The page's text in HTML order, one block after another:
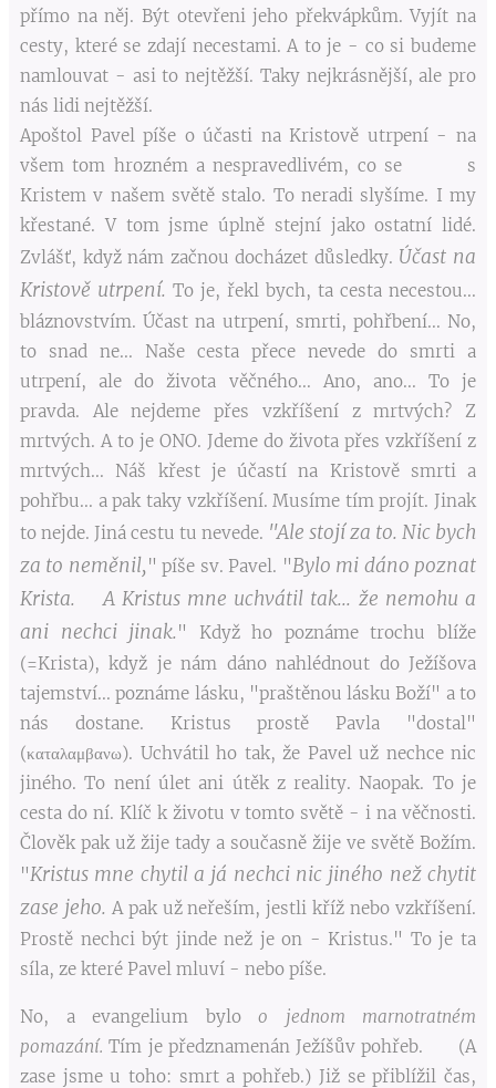
přímo na něj. Být otevřeni jeho překvápkům. Vyjít na
cesty, které se zdají necestami. A to je - co si budeme
namlouvat - asi to nejtěžší. Taky nejkrásnější, ale pro
nás lidi nejtěžší.
Apoštol Pavel píše o účasti na Kristově utrpení - na
všem tom hrozném a nespravedlivém, co se s
Kristem v našem světě stalo. To neradi slyšíme. I my
křestané. V tom jsme úplně stejní jako ostatní lidé.
Zvlášť, když nám začnou docházet důsledky. Účast na
Kristově utrpení. To je, řekl bych, ta cesta necestou...
bláznovstvím. Účast na utrpení, smrti, pohřbení... No,
to snad ne... Naše cesta přece nevede do smrti a
utrpení, ale do života věčného... Ano, ano... To je
pravda. Ale nejdeme přes vzkříšení z mrtvých? Z
mrtvých. A to je ONO. Jdeme do života přes vzkříšení z
mrtvých... Náš křest je účastí na Kristově smrti a
pohřbu... a pak taky vzkříšení. Musíme tím projít. Jinak
to nejde. Jiná cestu tu nevede. "Ale stojí za to. Nic bych
za to neměnil, " píše sv. Pavel. "Bylo mi dáno poznat
Krista. A Kristus mne uchvátil tak... že nemohu a
ani nechci jinak. " Když ho poznáme trochu blíže
(=Krista), když je nám dáno nahlédnout do Ježíšova
tajemství... poznáme lásku, "praštěnou lásku Boží" a to
nás dostane. Kristus prostě Pavla "dostal"
(καταλαμβανω). Uchvátil ho tak, že Pavel už nechce nic
jiného. To není úlet ani útěk z reality. Naopak. To je
cesta do ní. Klíč k životu v tomto světě - i na věčnosti.
Člověk pak už žije tady a současně žije ve světě Božím.
"Kristus mne chytil a já nechci nic jiného než chytit
zase jeho. A pak už neřeším, jestli kříž nebo vzkříšení.
Prostě nechci být jinde než je on - Kristus." To je ta
síla, ze které Pavel mluví - nebo píše.
No, a evangelium bylo o jednom marnotratném
pomazání. Tím je předznamenán Ježíšův pohřeb. (A
zase jsme u toho: smrt a pohřeb.) Již se přiblížil čas,